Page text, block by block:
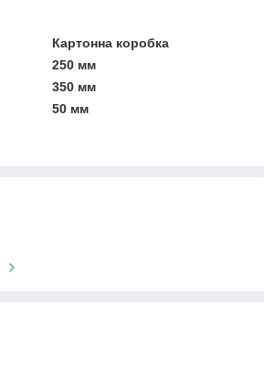
Картонна коробка
250 мм
350 мм
50 мм